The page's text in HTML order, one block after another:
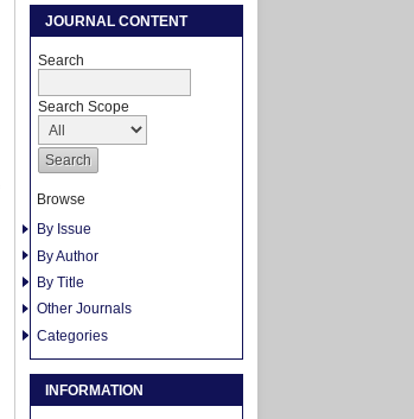
JOURNAL CONTENT
Search
Search Scope
Browse
By Issue
By Author
By Title
Other Journals
Categories
INFORMATION